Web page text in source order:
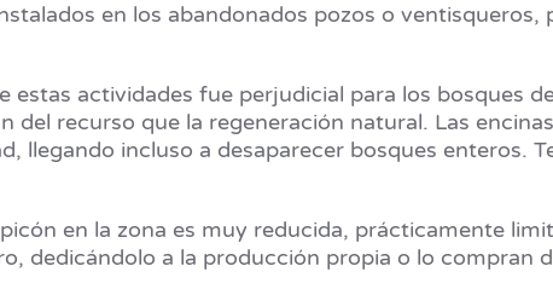
en los abandonados pozos o
estas actividades fue perjudicial para los bosques
recurso que la regeneración natural. Las
llegando incluso a desaparecer bosques enteros.
en la zona es muy reducida, prácticamente
dedicándolo a la producción propia o lo compran